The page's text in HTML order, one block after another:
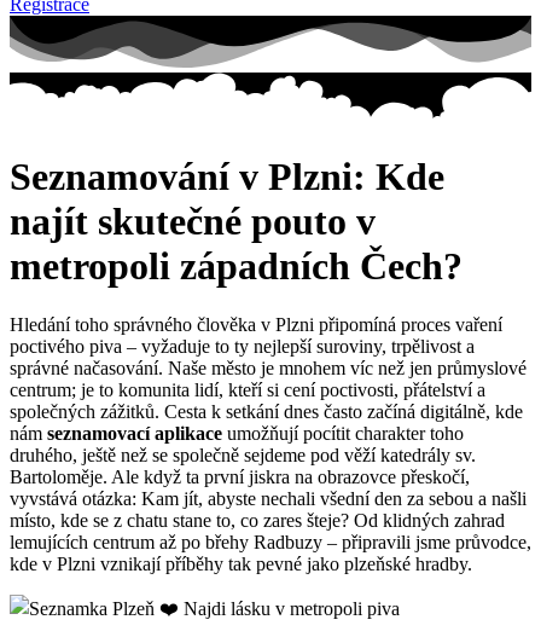
Seznamování v Plzni: Kde
najít skutečné pouto v
metropoli západních Čech?
Hledání toho správného člověka v Plzni připomíná proces vaření
poctivého piva – vyžaduje to ty nejlepší suroviny, trpělivost a
správné načasování. Naše město je mnohem víc než jen průmyslové
centrum; je to komunita lidí, kteří si cení poctivosti, přátelství a
společných zážitků. Cesta k setkání dnes často začíná digitálně, kde
nám seznamovací aplikace umožňují pocítit charakter toho
druhého, ještě než se společně sejdeme pod věží katedrály sv.
Bartoloměje. Ale když ta první jiskra na obrazovce přeskočí,
vyvstává otázka: Kam jít, abyste nechali všední den za sebou a našli
místo, kde se z chatu stane to, co zares šteje? Od klidných zahrad
lemujících centrum až po břehy Radbuzy – připravili jsme průvodce,
kde v Plzni vznikají příběhy tak pevné jako plzeňské hradby.